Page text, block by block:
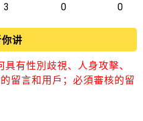
3 0 0
你讲
有性別歧視、人身攻擊、
留言和用戶；必須審核的留